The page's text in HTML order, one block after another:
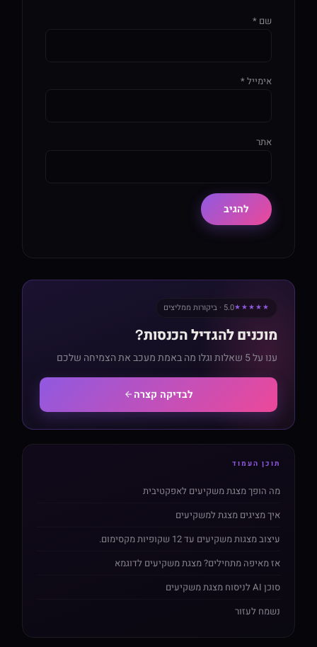
שם*
אימייל*
אתר
★★★★★5.0 · ביקורות ממליצים
מוכנים להגדיל הכנסות?
ענו על 5 שאלות וגלו מה באמת מעכב את הצמיחה שלכם
לבדיקה קצרה
תוכן העמוד
מה הופך מצגת משקיעים לאפקטיבית
איך מציגים מצגת למשקיעים
עיצוב מצגות משקיעים עד 12 שקופיות מקסימום.
אז מאיפה מתחילים? מצגת משקיעים לדוגמא
סוכן AI לניסוח מצגת משקיעים
נשמח לעזור